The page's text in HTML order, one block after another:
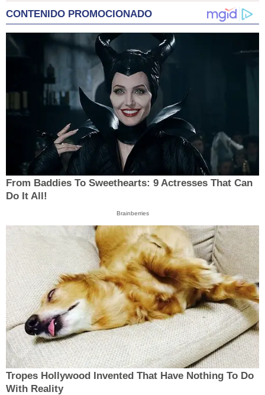
CONTENIDO PROMOCIONADO
From Baddies To Sweethearts: 9 Actresses That Can
Do It All!
Brainberries
Tropes Hollywood Invented That Have Nothing To Do
With Reality